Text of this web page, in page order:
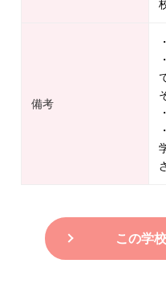
備考
この学